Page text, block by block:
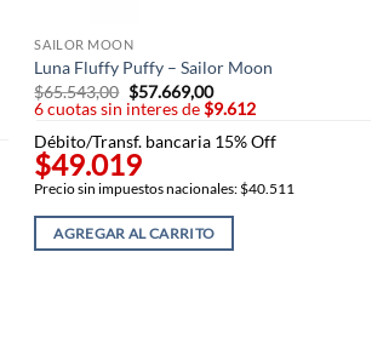
SAILOR MOON
Luna Fluffy Puffy – Sailor Moon
$65.543,00 El
precio
era:
$65.543,00.
$57.669,00El
precio
es:
6 cuotas sin interes de$9.612
Débito/Transf. bancaria 15% Off
$49.019
Precio sin impuestos nacionales: $40.511
AGREGAR AL CARRITO